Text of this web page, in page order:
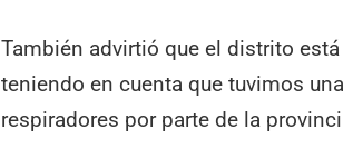
También advirtió que el distrito
teniendo en cuenta que tuvimos
respiradores por parte de la